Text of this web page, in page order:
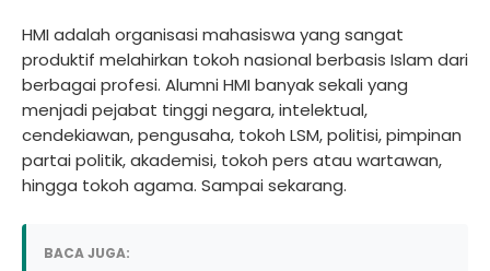
HMI adalah organisasi mahasiswa yang sangat
produktif melahirkan tokoh nasional berbasis Islam dari
berbagai profesi. Alumni HMI banyak sekali yang
menjadi pejabat tinggi negara, intelektual,
cendekiawan, pengusaha, tokoh LSM, politisi, pimpinan
partai politik, akademisi, tokoh pers atau wartawan,
hingga tokoh agama. Sampai sekarang.
BACA JUGA: